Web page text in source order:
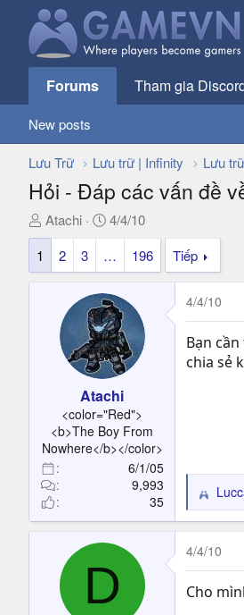
Forums Tham gia
New posts
Lưu Trữ Lưu trữ | Infinity Lưu
Hỏi - Đáp các vấn đề
T
h
e
r
Atachi
N
g
à
y
g
ử
i
4/4/10
1
2 3 … 196 Tiếp
Atachi
<color="Red">
<b>The Boy From
Nowhere</b></color>
6/1/05
9,993
35
4/4/10
Bạn
chia sẻ
R
e
a
c
t
i
o
D
4/4/10
Cho